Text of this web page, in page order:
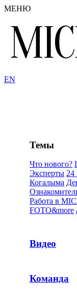
МЕНЮ
EN
Темы
Что нового?
Эксперты 24
Когалыма
Работа в
FOTO&more
Видео
Команда